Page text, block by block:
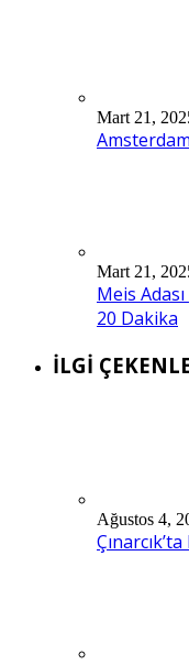
Mart 21,
Mart 21,
Meis
20 Dakika
İLGİ
Ağustos 4,